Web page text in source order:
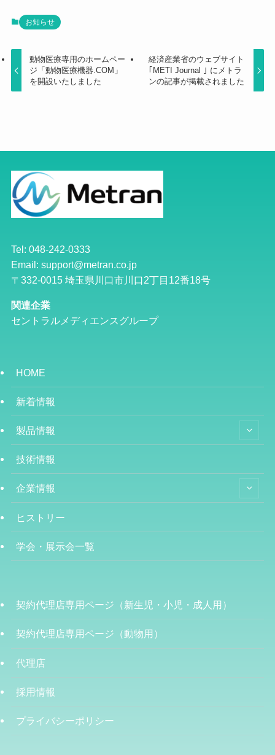
お知らせ
動物医療専用のホームペー
ジ「動物医療機器.COM」
を開設いたしました
経済産業省のウェブサイト
｢METI Journal ｣ にメトラ
ンの記事が掲載されました
Tel: 048-242-0333
Email: support@metran.co.jp
〒332-0015 埼玉県川口市川口2丁目12番18号
関連企業
セントラルメディエンスグループ
HOME
新着情報
製品情報
技術情報
企業情報
ヒストリー
学会・展示会一覧
契約代理店専用ページ（新生児・小児・成人用）
契約代理店専用ページ（動物用）
代理店
採用情報
プライバシーポリシー